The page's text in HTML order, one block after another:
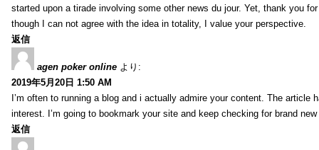
started upon a tirade involving some other news du jour. Yet, thank you
though I can not agree with the idea in totality, I value your perspective.
返信
agen poker online より:
2019年5月20日 1:50 AM
I’m often to running a blog and i actually admire your content. The article
interest. I’m going to bookmark your site and keep checking for brand
返信